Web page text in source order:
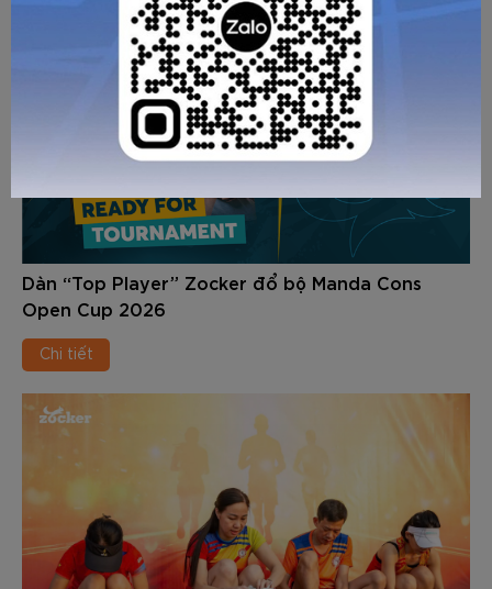
Dàn “Top Player” Zocker đổ bộ Manda Cons
Open Cup 2026
Chi tiết